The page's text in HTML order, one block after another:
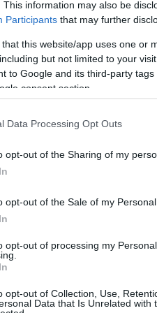
This information may also be
Participants that may further
that this website/app uses one or
but not limited to your
to Google and its third-party
consent section.
Data Processing Opt Outs
opt-out of the Sharing of my
opt-out of the Sale of my Personal
opt-out of processing my
opt-out of Collection, Use,
Data that Is Unrelated with
Az üllő és a
TRACKBACK CÍME:
trackback/id/19097409
tartalomnak minősülnek, értük a
esetén forduljon a blog
adatvédelmi tájékoztatóban
velem,